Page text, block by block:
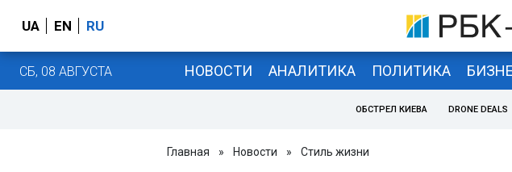
UA EN RU
СБ, 08 АВГУСТА НОВОСТИ АНАЛИТИКА ПОЛИТИКА
ОБСТРЕЛ КИЕВА DRONE DEALS
Главная » Новости » Стиль жизни